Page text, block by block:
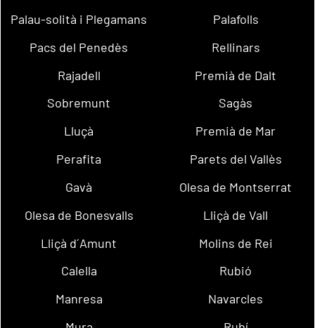
Palau-solità i Plegamans
Palafolls
Pacs del Penedès
Rellinars
Rajadell
Premià de Dalt
Sobremunt
Sagàs
Lluçà
Premià de Mar
Perafita
Parets del Vallès
Gavà
Olesa de Montserrat
Olesa de Bonesvalls
Lliçà de Vall
Lliçà d´Amunt
Molins de Rei
Calella
Rubió
Manresa
Navarcles